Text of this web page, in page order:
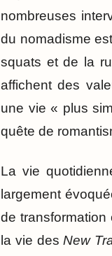
nombreuses
du nomadisme
squats et de la
affichent des
une vie « plus
quête de
La vie
largement
de transformation
la vie des New